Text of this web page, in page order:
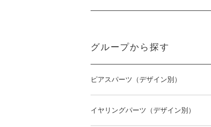
グループから探す
ピアスパーツ（デザイン別）
イヤリングパーツ（デザイン別）